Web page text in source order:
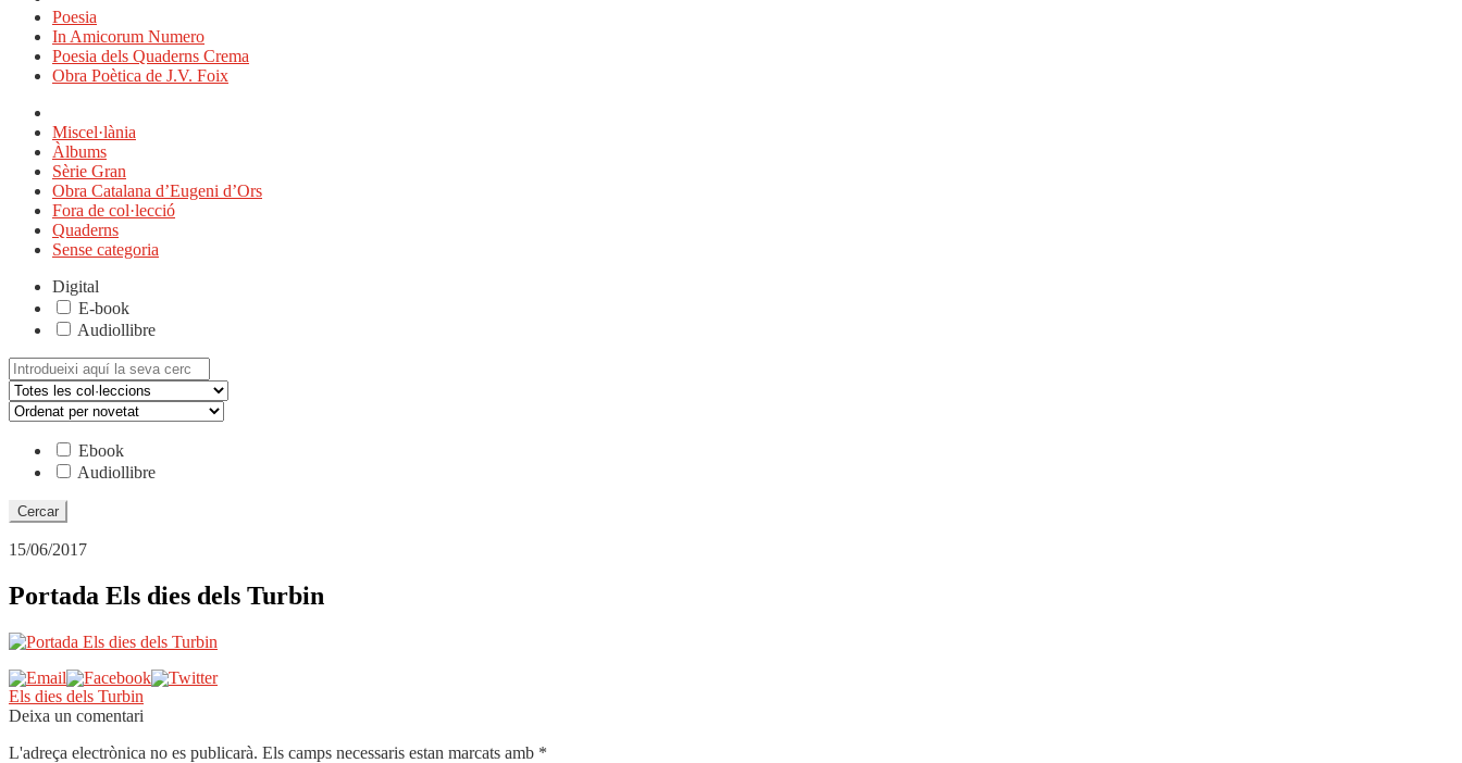
Poesia
In Amicorum Numero
Poesia dels Quaderns Crema
Obra Poètica de J.V. Foix
Miscel·lània
Àlbums
Sèrie Gran
Obra Catalana d’Eugeni d’Ors
Fora de col·lecció
Quaderns
Sense categoria
Digital
E-book
Audiollibre
Cerca:
Ebook
Audiollibre
15/06/2017
Portada Els dies dels Turbin
Navegació
d'entrades
Entrada
anterior:
Els dies dels Turbin
Deixa un comentari
L'adreça electrònica no es publicarà. Els camps necessaris estan marcats amb *